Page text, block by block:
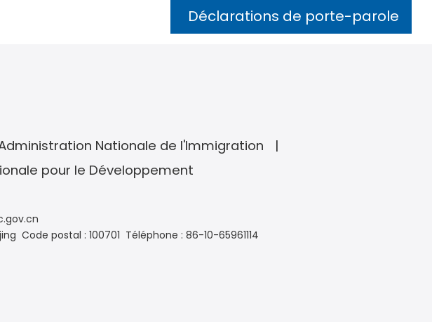
Déclarations de porte-parole
Nationale de l'Immigration
pour le Développement
Code postal : 100701 Téléphone : 86-10-65961114